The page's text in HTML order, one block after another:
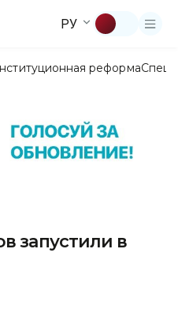
РУ
реформа
запустили в